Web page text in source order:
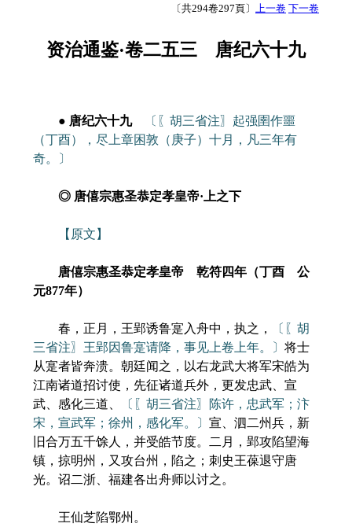
〔共294卷297頁〕 上一卷 下一卷
资治通鉴·卷二五三 唐纪六十九
● 唐纪六十九
〔〖胡三省注〗起强圉作噩
（丁酉），尽上章困敦（庚子）十月，凡三年有
奇。〕
◎ 唐僖宗惠圣恭定孝皇帝·上之下
【原文】
唐僖宗惠圣恭定孝皇帝 乾符四年（丁酉 公
元877年）
春，正月，王郢诱鲁寔入舟中，执之，
〔〖胡
三省注〗王郢因鲁寔请降，事见上卷上年。〕 将士
从寔者皆奔溃。朝廷闻之，以右龙武大将军宋皓为
江南诸道招讨使，先征诸道兵外，更发忠武、宣
武、感化三道、
〔〖胡三省注〗陈许，忠武军；汴
宋，宣武军；徐州，感化军。〕 宣、泗二州兵，新
旧合万五千馀人，并受皓节度。二月，郢攻陷望海
镇，掠明州，又攻台州，陷之；刺史王葆退守唐
光。诏二浙、福建各出舟师以讨之。
王仙芝陷鄂州。